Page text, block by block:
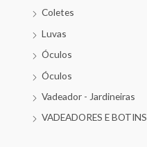
Coletes
Luvas
Óculos
Óculos
Vadeador - Jardineiras
VADEADORES E BOTINS